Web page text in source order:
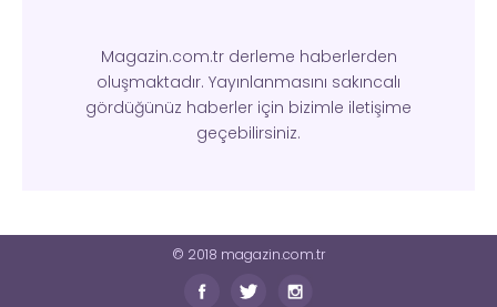
Magazin.com.tr derleme haberlerden
oluşmaktadır. Yayınlanmasını sakıncalı
gördüğünüz haberler için bizimle iletişime
geçebilirsiniz.
© 2018 magazin.com.tr